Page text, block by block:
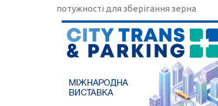
потужності для зберігання зерна